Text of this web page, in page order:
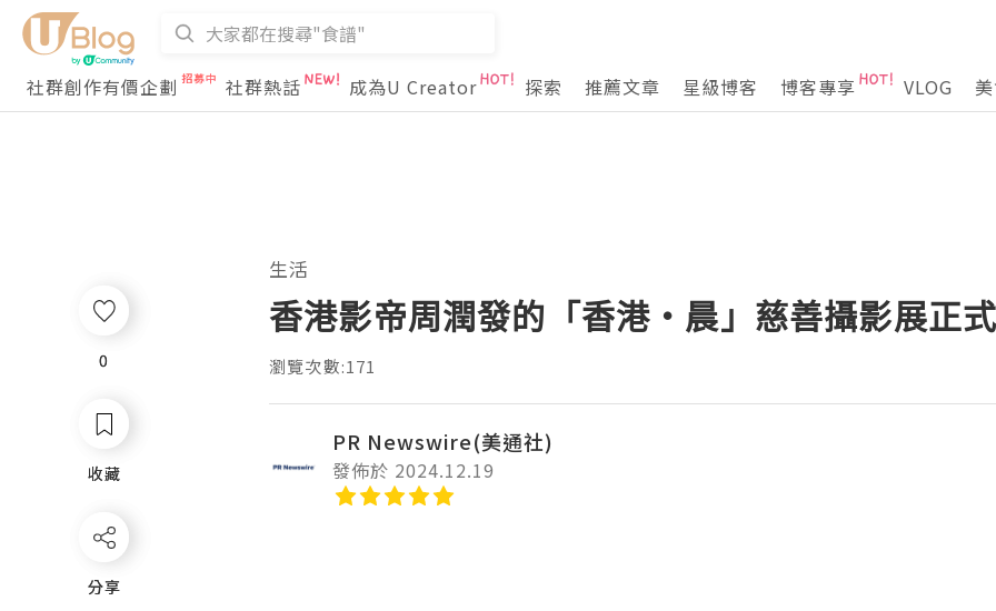
社群創作有價企劃
社群熱話 成為U Creator 探索 推薦文章 星級博客 博客專享 VLOG
0
收藏
分享
生活
香港影帝周潤發的「香港‧晨」慈善攝影展正
瀏覽次數:171
PR Newswire(美通社)
發佈於 2024.12.19
0
收藏
分享